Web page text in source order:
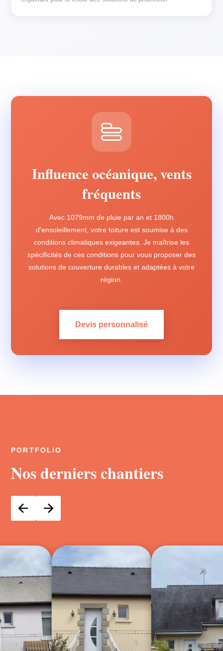
Influence océanique, vents
fréquents
Avec 1079mm de pluie par an et 1800h
d'ensoleillement, votre toiture est soumise à des
conditions climatiques exigeantes. Je maîtrise les
spécificités de ces conditions pour vous proposer des
solutions de couverture durables et adaptées à votre
région.
Devis personnalisé
PORTFOLIO
Nos derniers chantiers